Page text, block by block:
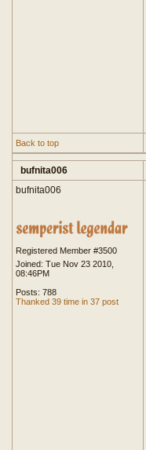
Back to top
bufnita006
bufnita006
Registered Member #3500
Joined: Tue Nov 23 2010,
08:46PM
Posts: 788
Thanked 39 time in 37 post